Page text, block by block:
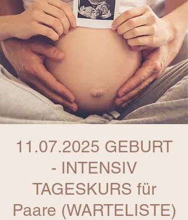
11.07.2025 GEBURT
- INTENSIV
TAGESKURS für
Paare (WARTELISTE)